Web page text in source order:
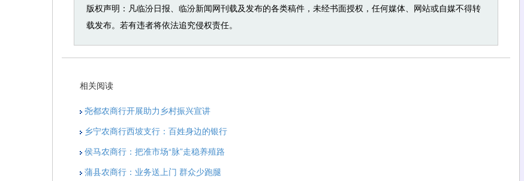
版权声明：凡临汾日报、临汾新闻网刊载及发布的各类稿件，未经书面授权，任何媒体、网站或自媒不得转
载发布。若有违者将依法追究侵权责任。
相关阅读
尧都农商行开展助力乡村振兴宣讲
乡宁农商行西坡支行：百姓身边的银行
侯马农商行：把准市场“脉”走稳养殖路
蒲县农商行：业务送上门 群众少跑腿